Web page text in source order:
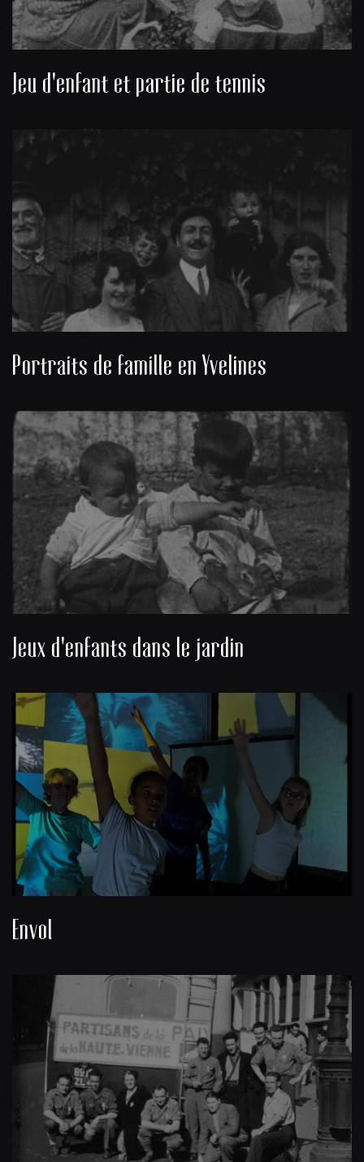
Jeu d'enfant et partie de tennis
Portraits de famille en Yvelines
Jeux d'enfants dans le jardin
Envol